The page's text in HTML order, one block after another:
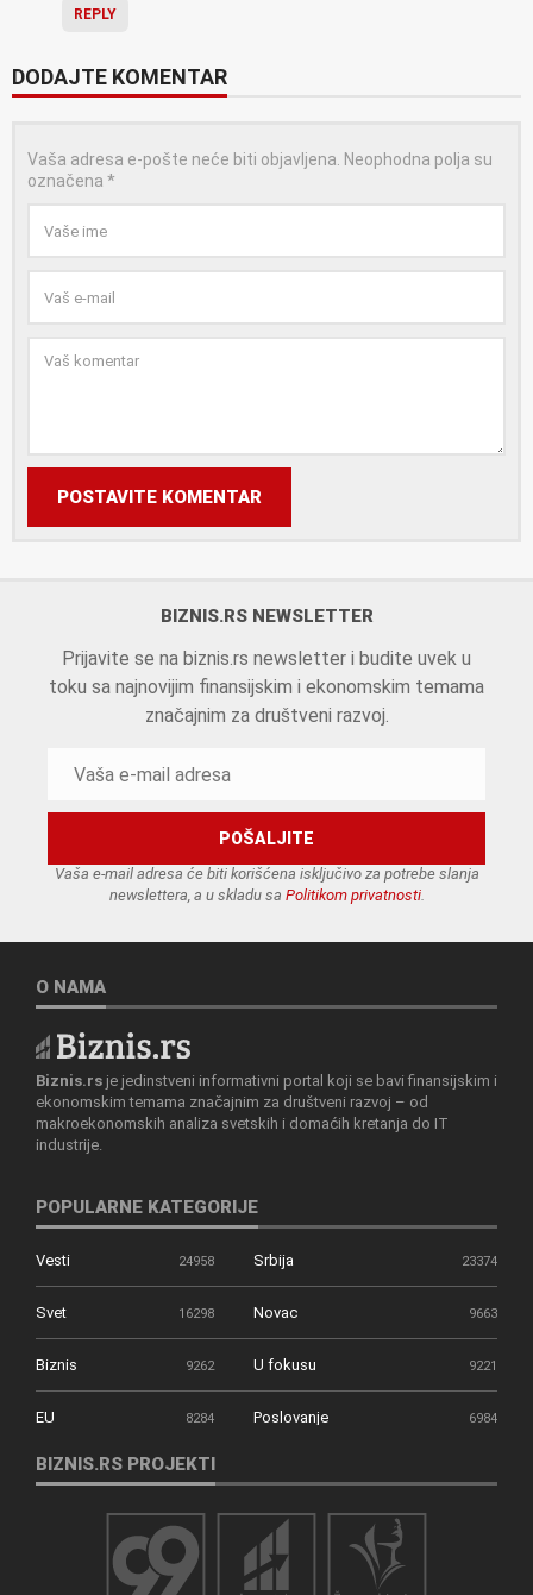
REPLY
DODAJTE KOMENTAR
Vaša adresa e-pošte neće biti objavljena. Neophodna polja su
označena *
POSTAVITE KOMENTAR
BIZNIS.RS NEWSLETTER
Prijavite se na biznis.rs newsletter i budite uvek u
toku sa najnovijim finansijskim i ekonomskim temama
značajnim za društveni razvoj.
Vaša e-mail adresa će biti korišćena isključivo za potrebe slanja
newslettera, a u skladu sa Politikom privatnosti.
O NAMA
Biznis.rs je jedinstveni informativni portal koji se bavi finansijskim i
ekonomskim temama značajnim za društveni razvoj – od
makroekonomskih analiza svetskih i domaćih kretanja do IT
industrije.
POPULARNE KATEGORIJE
Vesti 24958 Srbija 23374
Svet 16298 Novac 9663
Biznis 9262 U fokusu 9221
EU 8284 Poslovanje 6984
BIZNIS.RS PROJEKTI